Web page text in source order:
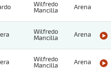
Wilfredo
Mancilla
Arena
Wilfredo
Mancilla
Arena
Wilfredo
Mancilla
Arena